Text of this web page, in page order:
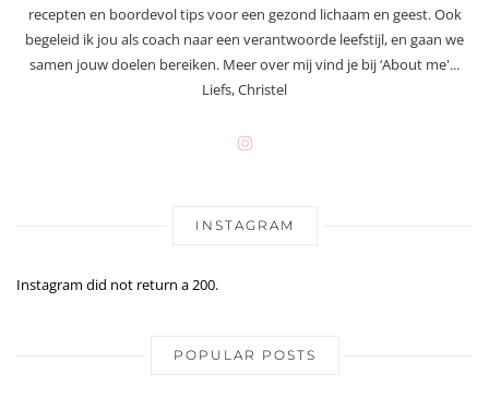
recepten en boordevol tips voor een gezond lichaam en geest. Ook
begeleid ik jou als coach naar een verantwoorde leefstijl, en gaan we
samen jouw doelen bereiken. Meer over mij vind je bij ‘About me'...
Liefs, Christel
INSTAGRAM
Instagram did not return a 200.
POPULAR POSTS